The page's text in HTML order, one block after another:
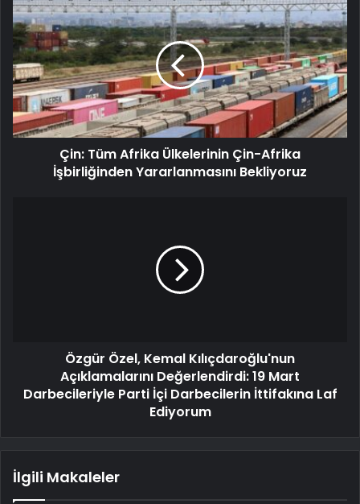
Çin: Tüm Afrika Ülkelerinin Çin-Afrika
İşbirliğinden Yararlanmasını Bekliyoruz
Özgür Özel, Kemal Kılıçdaroğlu'nun
Açıklamalarını Değerlendirdi: 19 Mart
Darbecileriyle Parti İçi Darbecilerin İttifakına Laf
Ediyorum
İlgili Makaleler